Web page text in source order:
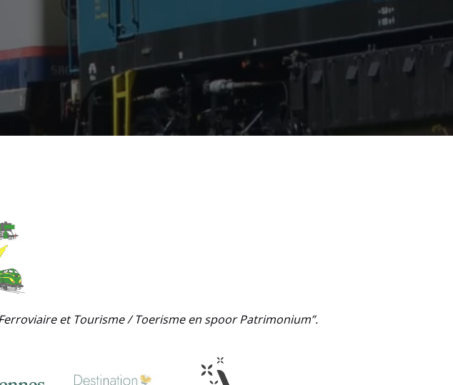
et Tourisme / Toerisme en spoor Patrimonium”.